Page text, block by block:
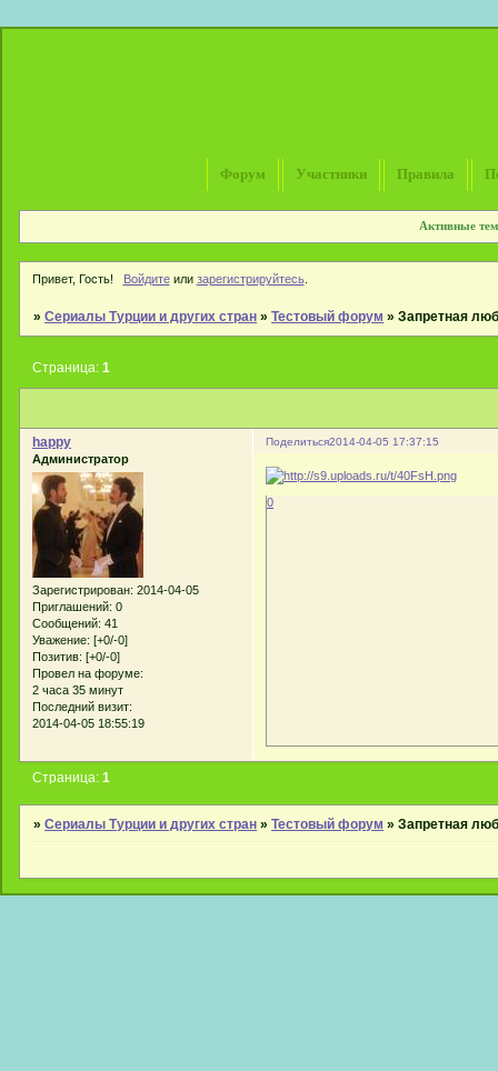
Форум Участники Правила
Активные
Привет, Гость! Войдитеили зарегистрируйтесь.
»Сериалы Турции и других стран »Тестовый форум »Запретная
Страница:1
Поделиться2014-04-05 17:37:15
happy
Администратор
Зарегистрирован: 2014-04-05
Приглашений: 0
Сообщений: 41
Уважение: [+0/-0]
Позитив: [+0/-0]
Провел на форуме:
2 часа 35 минут
Последний визит:
2014-04-05 18:55:19
0
Страница:1
»Сериалы Турции и других стран »Тестовый форум »Запретная